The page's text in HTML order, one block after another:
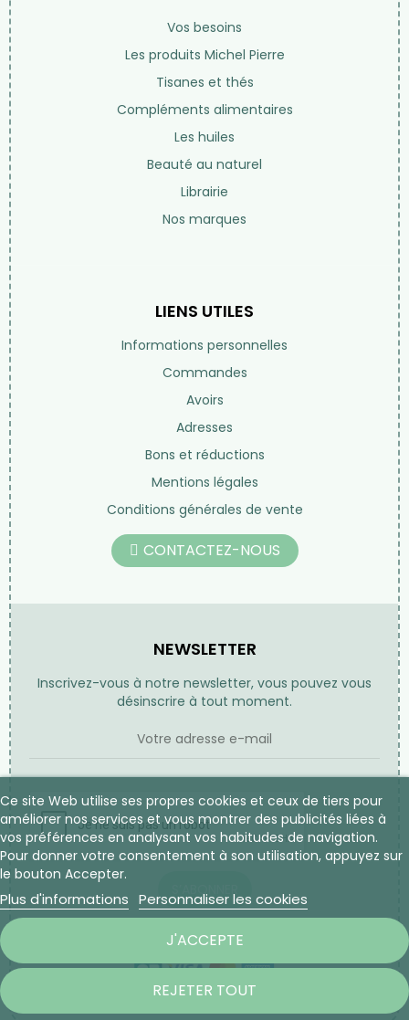
Ce site Web utilise ses propres cookies et ceux de tiers pour
améliorer nos services et vous montrer des publicités liées à
vos préférences en analysant vos habitudes de navigation.
Pour donner votre consentement à son utilisation, appuyez sur
le bouton Accepter.
Plus d'informations Personnaliser les cookies
REJETER TOUT
J'ACCEPTE
Vos besoins
Les produits Michel Pierre
Tisanes et thés
Compléments alimentaires
Les huiles
Beauté au naturel
Librairie
Nos marques
LIENS UTILES
Informations personnelles
Commandes
Avoirs
Adresses
Bons et réductions
Mentions légales
Conditions générales de vente
CONTACTEZ-NOUS
NEWSLETTER
Inscrivez-vous à notre newsletter, vous pouvez vous
désinscrire à tout moment.
S’ABONNER